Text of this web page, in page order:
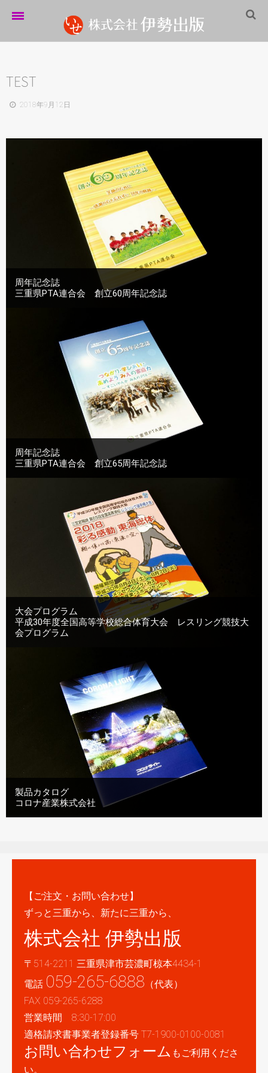
伊勢出版だより
営業案内
パートナーシップ
TEST
2018年9月12日
周年記念誌
三重県PTA連合会 創立60周年記念誌
周年記念誌
三重県PTA連合会 創立65周年記念誌
大会プログラム
平成30年度全国高等学校総合体育大会 レスリング競技大
会プログラム
製品カタログ
コロナ産業株式会社
【ご注文・お問い合わせ】
ずっと三重から、新たに三重から、
株式会社 伊勢出版
〒514-2211 三重県津市芸濃町椋本4434-1
電話 059-265-6888 （代表）
FAX 059-265-6288
営業時間 8:30-17:00
適格請求書事業者登録番号 T7-1900-0100-0081
お問い合わせフォーム もご利用くださ
い。